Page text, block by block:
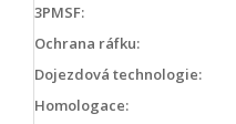
3PMSF:
Ochrana ráfku:
Dojezdová technologie:
Homologace: